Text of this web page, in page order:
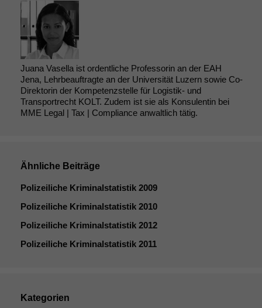
Juana Vasella ist ordentliche Professorin an der EAH
Jena, Lehrbeauftragte an der Universität Luzern sowie Co-
Direktorin der Kompetenzstelle für Logistik- und
Transportrecht KOLT. Zudem ist sie als Konsulentin bei
MME Legal | Tax | Compliance anwaltlich tätig.
Ähnliche Beiträge
Polizeiliche Kriminalstatistik 2009
Polizeiliche Kriminalstatistik 2010
Polizeiliche Kriminalstatistik 2012
Polizeiliche Kriminalstatistik 2011
Kategorien